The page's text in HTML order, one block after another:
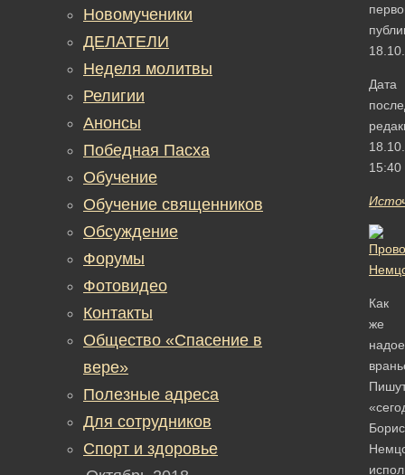
Дата
15:40
Как
же
Новомученики
ДЕЛАТЕЛИ
Неделя молитвы
Религии
Анонсы
Победная Пасха
Обучение
Обучение священников
Обсуждение
Форумы
Фотовидео
Контакты
Общество «Спасение в
вере»
Полезные адреса
Для сотрудников
Спорт и здоровье